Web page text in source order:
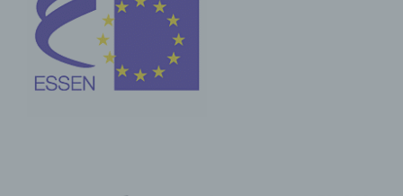
f) Pseudonymisierung